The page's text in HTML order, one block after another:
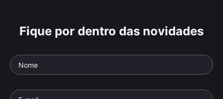
Fique por dentro das novidades